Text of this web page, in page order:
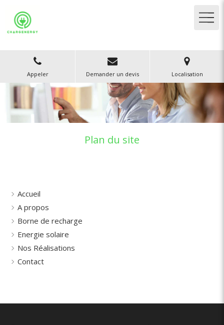
Appeler Demander un devis Localisation
Plan du site
Accueil
A propos
Borne de recharge
Energie solaire
Nos Réalisations
Contact